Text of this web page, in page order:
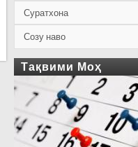
Суратхона
Созу наво
Тақвими Моҳ